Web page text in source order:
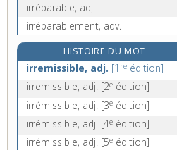
irréparable, adj.
irréparablement, adv.
irrépréhensible, adj.
irrépréhensiblement, adv.
[5eédition]
irrépressible, adj.
irréprochable, adj.
irréprochablement, adv.
HISTOIRE DU MOT
irremissible, adj. [1 re édition]
irremissible, adj. [2e édition]
irrémissible, adj. [3e édition]
irrémissible, adj. [4e édition]
irrémissible, adj. [5e édition]